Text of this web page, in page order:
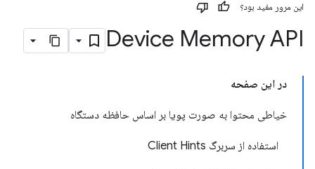
این مرور مفید بود؟
Device Memory API
در این صفحه
خیاطی محتوا به صورت پویا بر اساس حافظه دستگاه
استفاده از سربرگ Client Hints